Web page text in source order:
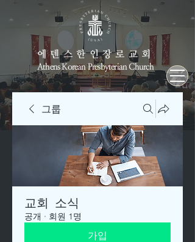
에덴스한인장로교회
Athens Korean Presbyterian Church
그룹
교회 소식
공개 · 회원 1명
가입